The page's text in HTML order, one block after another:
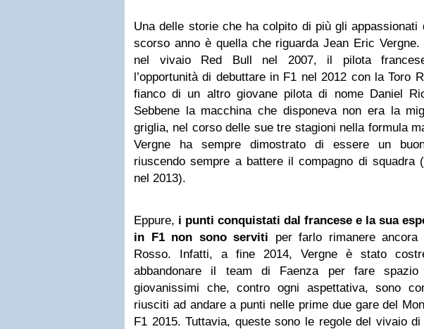
Una delle storie che ha colpito di più gli appassionati
scorso anno è quella che riguarda Jean Eric Vergne.
nel vivaio Red Bull nel 2007, il pilota
l’opportunità di debuttare in F1 nel 2012 con la Toro
fianco di un altro giovane pilota di nome Daniel
Sebbene la macchina che disponeva non era la
griglia, nel corso delle sue tre stagioni nella formula
Vergne ha sempre dimostrato di essere un
riuscendo sempre a battere il compagno di squadra
nel 2013).
Eppure, i punti conquistati dal francese e la sua
in F1 non sono serviti per farlo rimanere ancora
Rosso. Infatti, a fine 2014, Vergne è stato
abbandonare il team di Faenza per fare
giovanissimi che, contro ogni aspettativa, sono
riusciti ad andare a punti nelle prime due gare del
F1 2015. Tuttavia, queste sono le regole del vivaio di